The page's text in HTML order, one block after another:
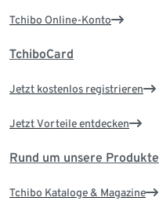
Tchibo Online-Konto
TchiboCard
Jetzt kostenlos registrieren
Jetzt Vorteile entdecken
Rund um unsere Produkte
Tchibo Kataloge & Magazine